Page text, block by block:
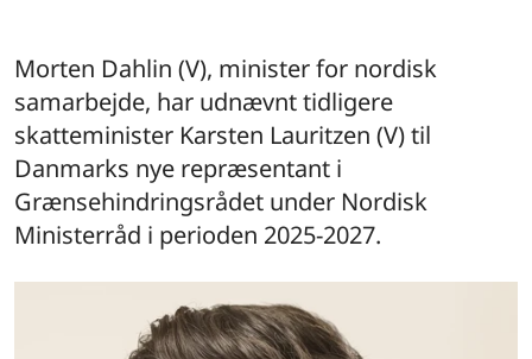
Morten Dahlin (V), minister for nordisk
samarbejde, har udnævnt tidligere
skatteminister Karsten Lauritzen (V) til
Danmarks nye repræsentant i
Grænsehindringsrådet under Nordisk
Ministerråd i perioden 2025-2027.